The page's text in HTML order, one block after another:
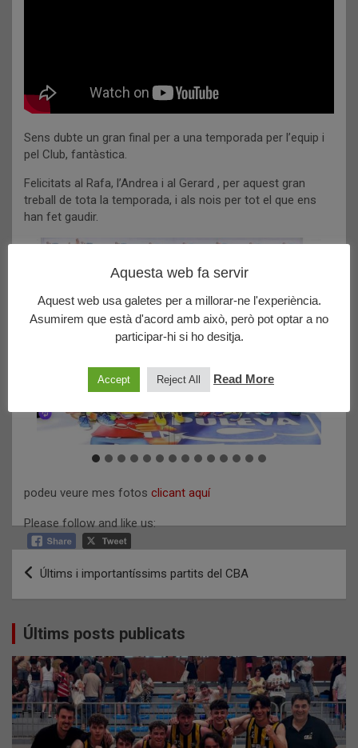
Sens dubte un gran final per a una temporada per l’equip i
pel Club, fantàstica.
Felicitats al Rafa, l’Andrea i al Gerard , per aquest gran
treball de tota la temporada, i als nois per tot el que ens
han fet gaudir.
podeu veure mes fotos clicant aquí
Please follow and like us:
Navegació
d'entrades
Últims i importantíssims partits del CBA
Últims posts publicats
Aquesta web fa servir
Aquest web usa galetes per a millorar-ne l'experiència.
Asumirem que està d'acord amb això, però pot optar a no
participar-hi si ho desitja.
Accept Reject All Read More